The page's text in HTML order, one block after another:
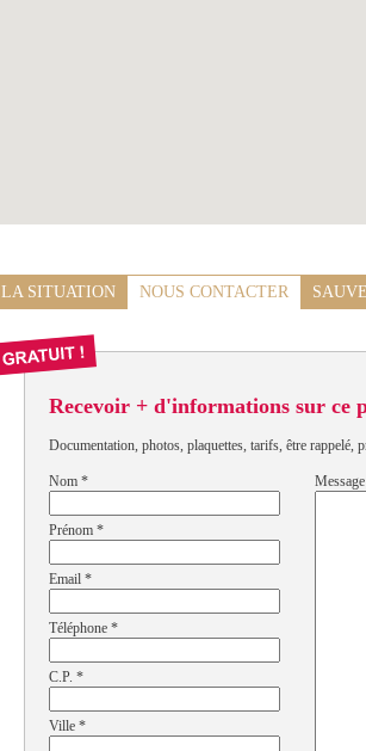
LA SITUATION NOUS CONTACTER
Recevoir + d'informations sur ce
Documentation, photos, plaquettes, tarifs, être rappelé,
Nom *
Prénom *
Email *
Téléphone *
C.P. *
Ville *
Message